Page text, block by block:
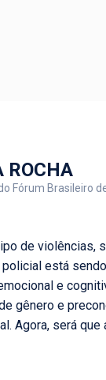
ROCHA
Fórum Brasileiro
de violências,
está
e
gênero e
Agora, será